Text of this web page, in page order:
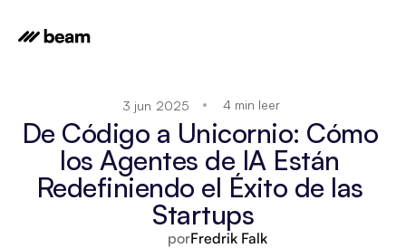
3 jun 2025 4 min leer
De Código a Unicornio: Cómo
los Agentes de IA Están
Redefiniendo el Éxito de las
Startups
porFredrik Falk